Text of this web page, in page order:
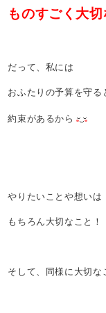
ものすごく大
だって、私には
おふたりの予算を守る
約束があるから
やりたいことや想いは
もちろん大切なこと！
そして、同様に大切な